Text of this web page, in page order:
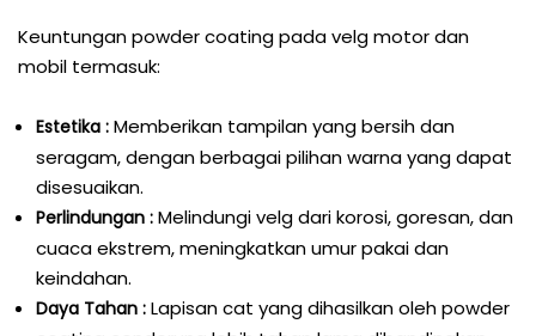
Keuntungan powder coating pada velg motor dan
mobil termasuk:
Estetika : Memberikan tampilan yang bersih dan
seragam, dengan berbagai pilihan warna yang dapat
disesuaikan.
Perlindungan : Melindungi velg dari korosi, goresan, dan
cuaca ekstrem, meningkatkan umur pakai dan
keindahan.
Daya Tahan : Lapisan cat yang dihasilkan oleh powder